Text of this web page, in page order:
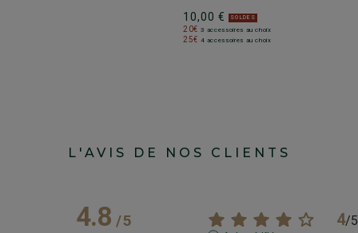
10,00 € SOLDES
20€ 3 accessoires au choix
25€ 4 accessoires au choix
L'AVIS DE NOS CLIENTS
4.8/5 4/5